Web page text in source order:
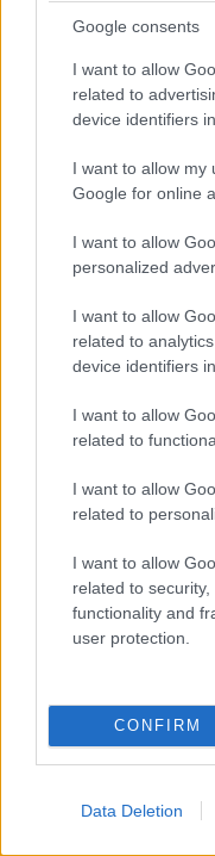
Google consents
I want to allow
related to
device identifiers
I want to allow my
Google for online
I want to allow
personalized
I want to allow
related to
device identifiers
I want to allow
related to
I want to allow
related to
I want to allow
related to
functionality and
user protection.
CONFIRM
Data Deletion
ΔΕΛΤΙΟ ΤΥΠΟΥ Η
Νοεμβρίου στις
συγκλονιστική
την 5η αγωνιστική
ΑΝΗΚΕΙ ΣΤΗΝ
ΟΛΥΜΠΙΑΚΟΣ – ΡΕΑΛ
UEFA
Ολυμπιακός-
Ζερμέν-